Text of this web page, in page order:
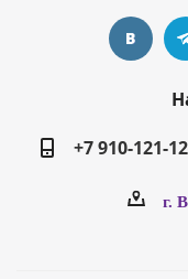
+7 910-121-
г.